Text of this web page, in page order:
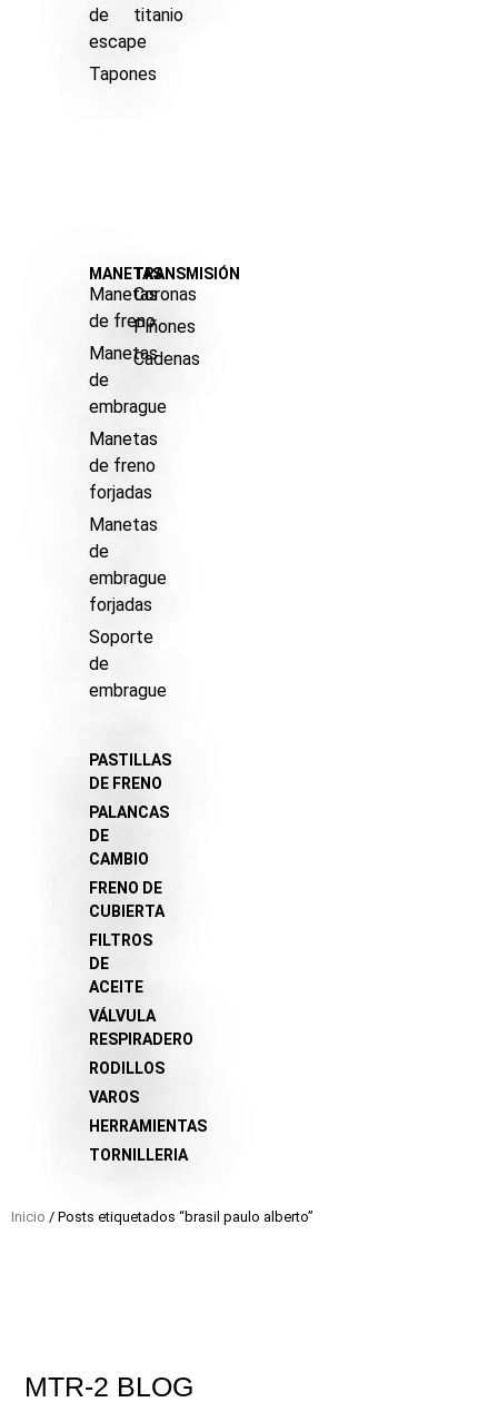
de
escape
Tapones
titanio
MANETAS
Manetas
de freno
Manetas
de
embrague
Manetas
de freno
forjadas
Manetas
de
embrague
forjadas
Soporte
de
embrague
TRANSMISIÓN
Coronas
Piñones
Cadenas
PASTILLAS
DE FRENO
PALANCAS
DE
CAMBIO
FRENO DE
CUBIERTA
FILTROS
DE
ACEITE
VÁLVULA
RESPIRADERO
RODILLOS
VAROS
HERRAMIENTAS
TORNILLERIA
Inicio / Posts etiquetados “brasil paulo alberto”
MTR-2 BLOG